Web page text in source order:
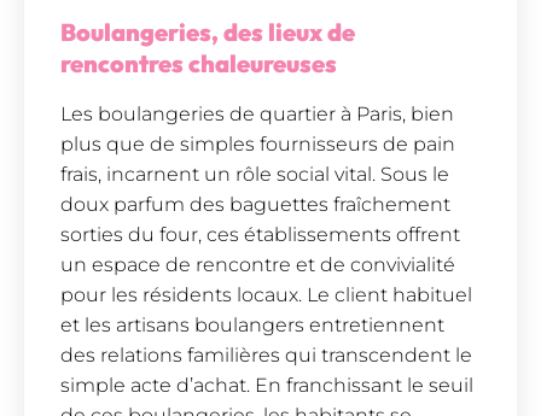
Boulangeries, des lieux de
rencontres chaleureuses
Les boulangeries de quartier à Paris, bien
plus que de simples fournisseurs de pain
frais, incarnent un rôle social vital. Sous le
doux parfum des baguettes fraîchement
sorties du four, ces établissements offrent
un espace de rencontre et de convivialité
pour les résidents locaux. Le client habituel
et les artisans boulangers entretiennent
des relations familières qui transcendent le
simple acte d’achat. En franchissant le seuil